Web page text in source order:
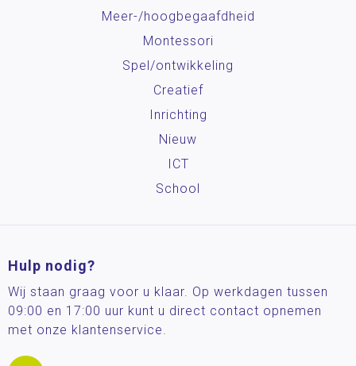
Meer-/hoog­begaafdheid
Montessori
Spel/ontwikkeling
Creatief
Inrichting
Nieuw
ICT
School
Hulp nodig?
Wij staan graag voor u klaar. Op werkdagen tussen
09:00 en 17:00 uur kunt u direct contact opnemen
met onze klantenservice.